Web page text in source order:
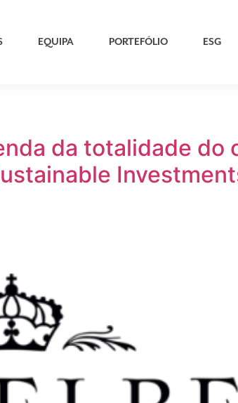
EQUIPA PORTEFÓLIO ESG
da totalidade do